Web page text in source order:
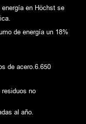
en Höchst se
de energía un 18%
de acero.6.650
no
al año.